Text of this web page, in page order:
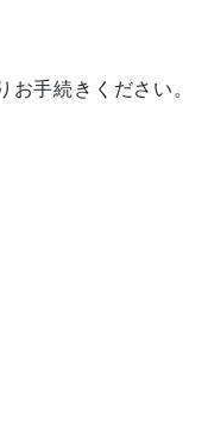
手続きください。